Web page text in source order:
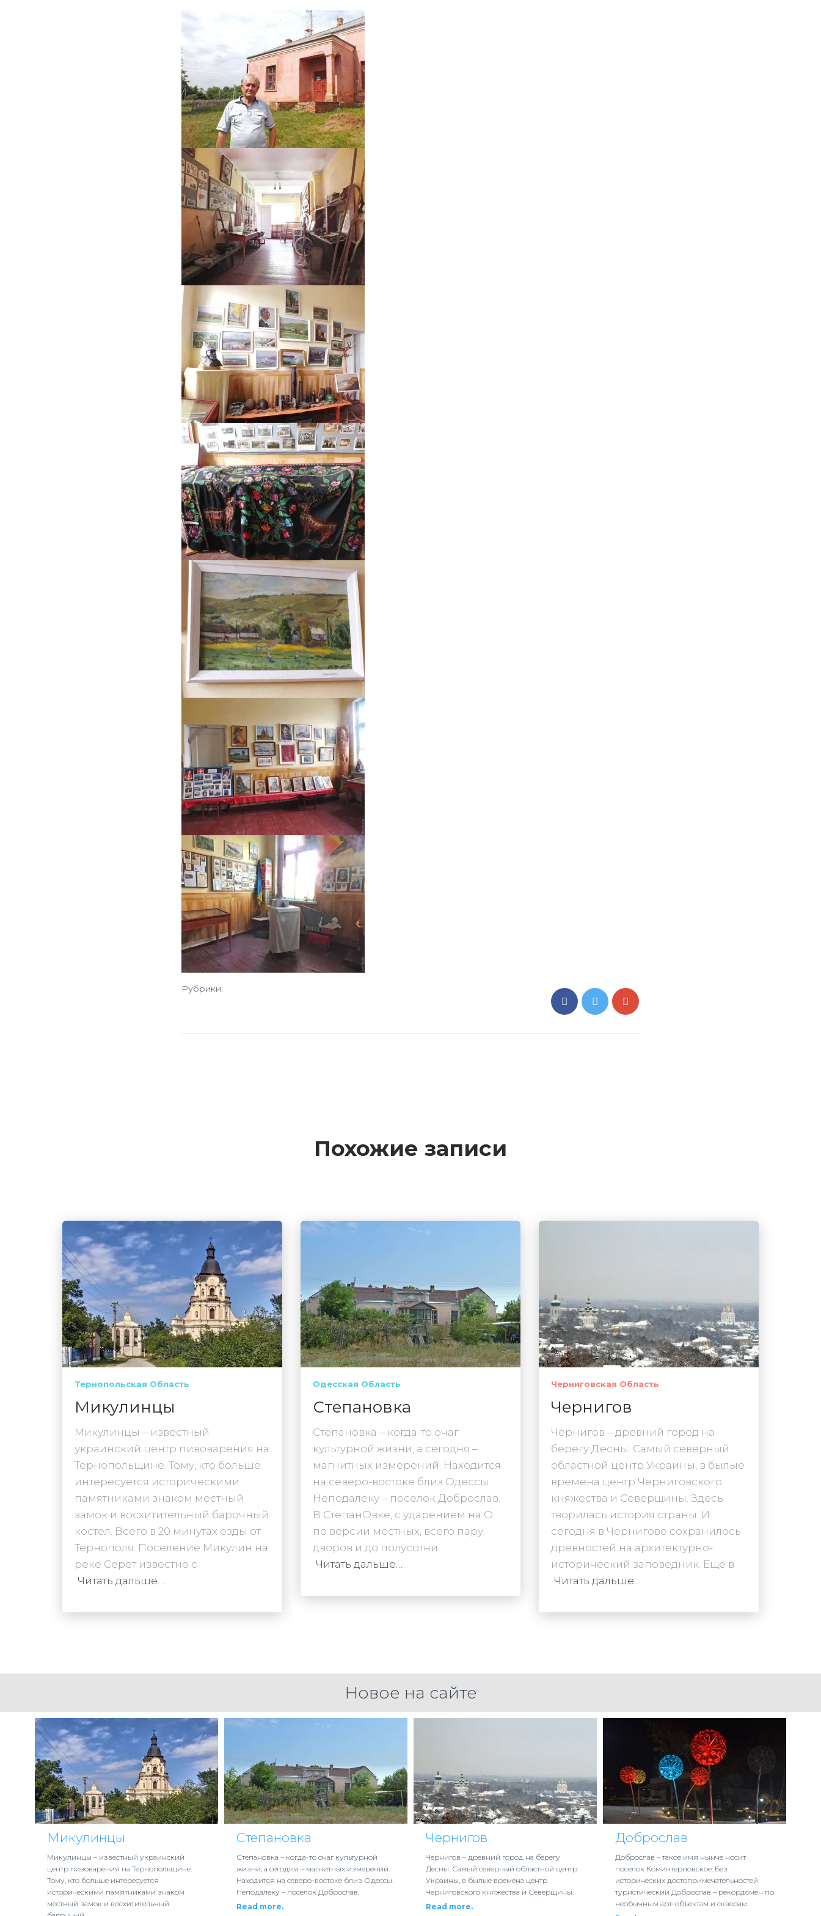
Рубрики:
Похожие записи
Тернопольская Область
Микулинцы
Микулинцы – известный
украинский центр пивоварения на
Тернопольщине. Тому, кто больше
интересуется историческими
памятниками знаком местный
замок и восхитительный барочный
костел. Всего в 20 минутах езды от
Тернополя. Поселение Микулин на
реке Серет известно с
Читать дальше…
Одесская Область
Степановка
Степановка – когда-то очаг
культурной жизни, а сегодня –
магнитных измерений. Находится
на северо-востоке близ Одессы.
Неподалеку – поселок Доброслав.
В СтепанОвке, с ударением на О
по версии местных, всего пару
дворов и до полусотни
Читать дальше…
Черниговская Область
Чернигов
Чернигов – древний город на
берегу Десны. Самый северный
областной центр Украины, в былые
времена центр Черниговского
княжества и Северщины. Здесь
творилась история страны. И
сегодня в Чернигове сохранилось
древностей на архитектурно-
исторический заповедник. Ещё в
Читать дальше…
Новое на сайте
Микулинцы
Микулинцы – известный украинский
центр пивоварения на Тернопольщине.
Тому, кто больше интересуется
историческими памятниками знаком
местный замок и восхитительный
Степановка
Степановка – когда-то очаг культурной
жизни, а сегодня – магнитных измерений.
Находится на северо-востоке близ Одессы.
Неподалеку – поселок Доброслав.
Read more.
Чернигов
Чернигов – древний город на берегу
Десны. Самый северный областной центр
Украины, в былые времена центр
Черниговского княжества и Северщины.
Read more.
Доброслав
Доброслав – такое имя нынче носит
поселок Коминтерновское. Без
исторических достопримечательностей
туристический Доброслав – рекордсмен по
необычным арт-объектам и скверам.